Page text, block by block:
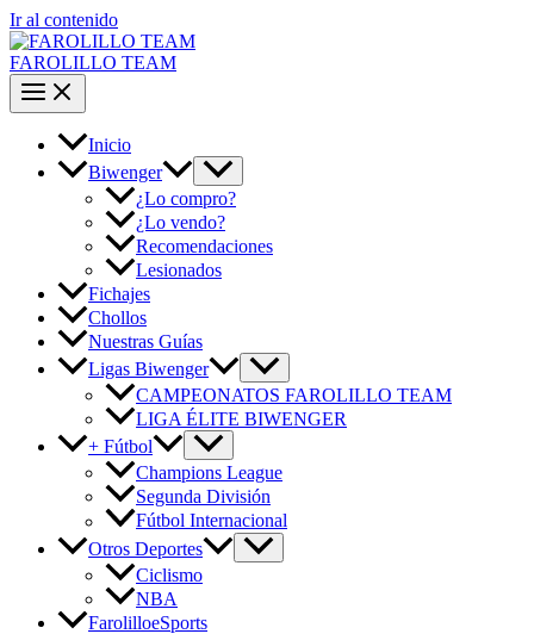
Ir al contenido
FAROLILLO TEAM
Inicio
Biwenger
¿Lo compro?
¿Lo vendo?
Recomendaciones
Lesionados
Fichajes
Chollos
Nuestras Guías
Ligas Biwenger
CAMPEONATOS FAROLILLO TEAM
LIGA ÉLITE BIWENGER
+ Fútbol
Champions League
Segunda División
Fútbol Internacional
Otros Deportes
Ciclismo
NBA
FarolilloeSports